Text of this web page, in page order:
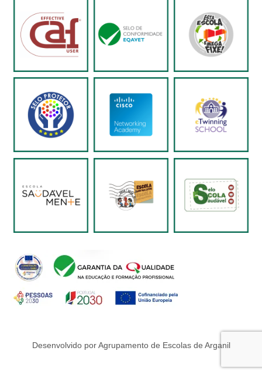
Desenvolvido por Agrupamento de Escolas de Arganil